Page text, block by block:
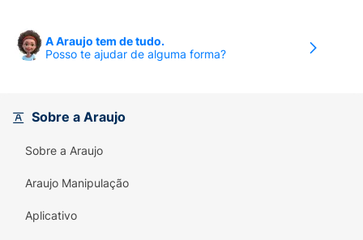
A Araujo tem de tudo.
Posso te ajudar de alguma forma?
Sobre a Araujo
Sobre a Araujo
Araujo Manipulação
Aplicativo